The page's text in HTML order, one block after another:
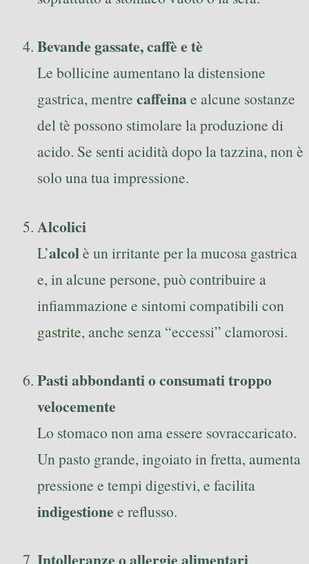
Bevande gassate, caffè e tè
Le bollicine aumentano la distensione
gastrica, mentre caffeinae alcune sostanze
del tè possono stimolare la produzione di
acido. Se senti acidità dopo la tazzina, non è
solo una tua impressione.
Alcolici
L’alcolè un irritante per la mucosa gastrica
e, in alcune persone, può contribuire a
infiammazione e sintomi compatibili con
gastrite, anche senza “eccessi” clamorosi.
Pasti abbondanti o consumati troppo
velocemente
Lo stomaco non ama essere sovraccaricato.
Un pasto grande, ingoiato in fretta, aumenta
pressione e tempi digestivi, e facilita
indigestione e reflusso.